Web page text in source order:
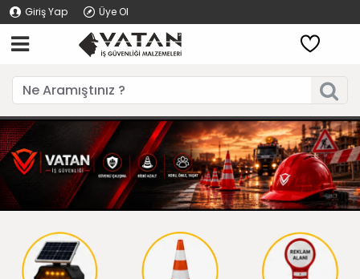
Giriş Yap Üye Ol